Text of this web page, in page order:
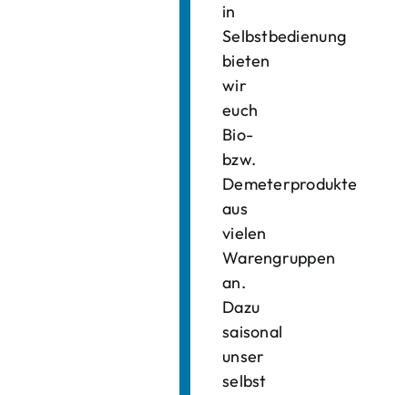
in
Selbstbedienung
bieten
wir
euch
Bio-
bzw.
Demeterprodukte
aus
vielen
Warengruppen
an.
Dazu
saisonal
unser
selbst